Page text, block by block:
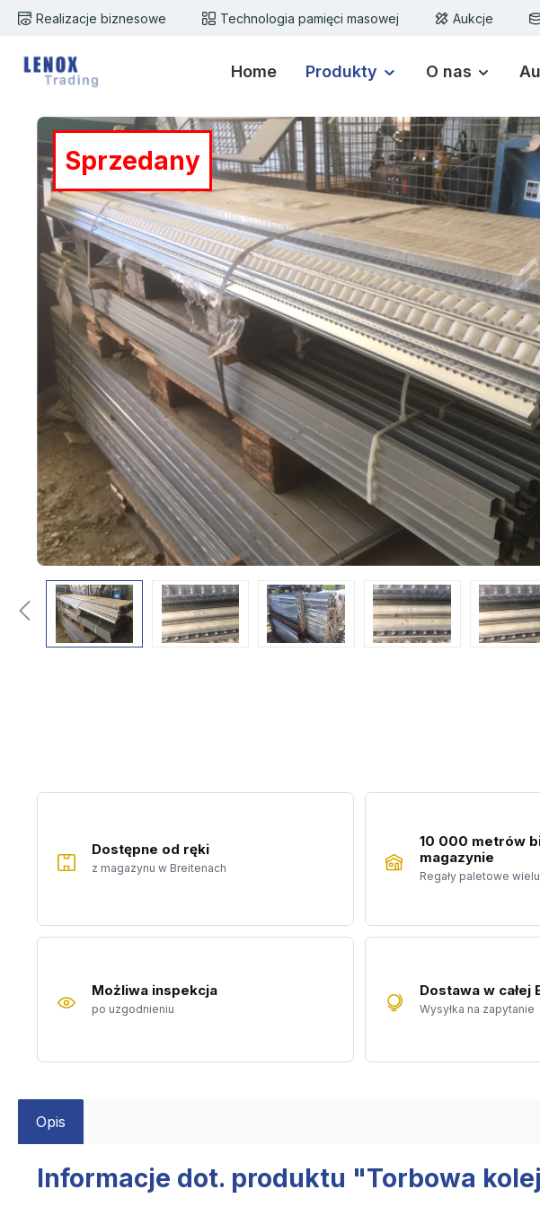
do głównej zawartości
Przejdź do wyszukiwania
Przejdź do głównej nawigacji
Realizacje biznesowe Technologia pamięci masowej Aukcje
Home Produkty O nas
Sprzedany
Pomiń galerię zdjęć
Dostępne od ręki
z magazynu w Breitenach
10 000 metrów
magazynie
Regały paletowe
Możliwa inspekcja
po uzgodnieniu
Dostawa w całej
Wysyłka na zapytanie
Opis
Informacje dot. produktu "Torbowa